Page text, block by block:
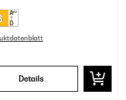
Details